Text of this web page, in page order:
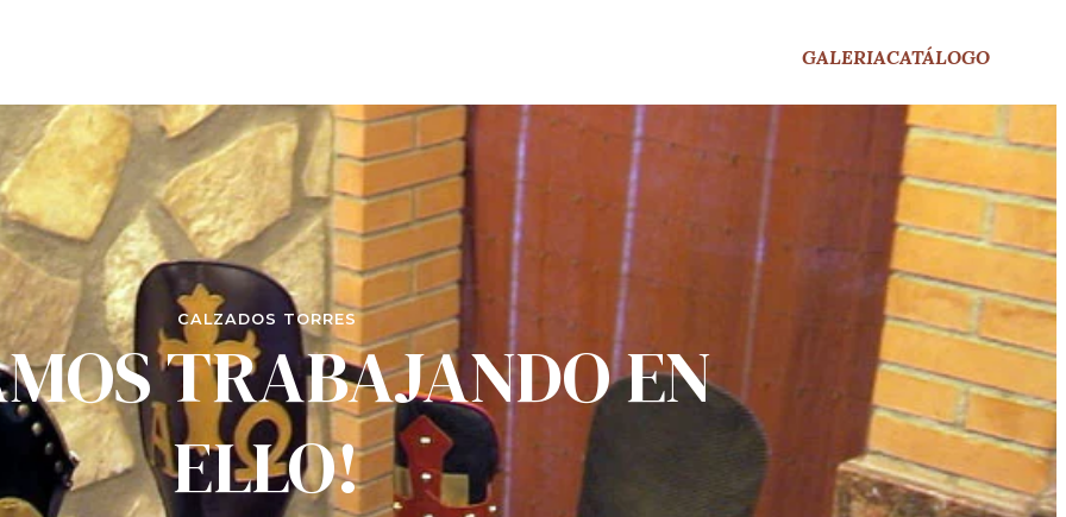
GALERIACATÁLOGO
CALZADOS TORRES
TRABAJANDO EN
ELLO!